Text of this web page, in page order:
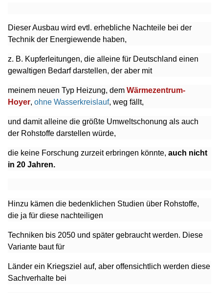
Dieser Ausbau wird evtl. erhebliche Nachteile bei der
Technik der Energiewende haben,
z. B. Kupferleitungen, die alleine für Deutschland einen
gewaltigen Bedarf darstellen, der aber mit
meinem neuen Typ Heizung, dem Wärmezentrum-
Hoyer, ohne Wasserkreislauf, weg fällt,
und damit alleine die größte Umweltschonung als auch
der Rohstoffe darstellen würde,
die keine Forschung zurzeit erbringen könnte, auch nicht
in 20 Jahren.
Hinzu kämen die bedenklichen Studien über Rohstoffe,
die ja für diese nachteiligen
Techniken bis 2050 und später gebraucht werden. Diese
Variante baut für
Länder ein Kriegsziel auf, aber offensichtlich werden diese
Sachverhalte bei